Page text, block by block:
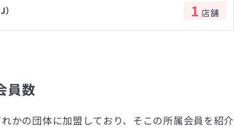
1 店舗
員数
かの団体に加盟しており、そこの所属会員を紹介